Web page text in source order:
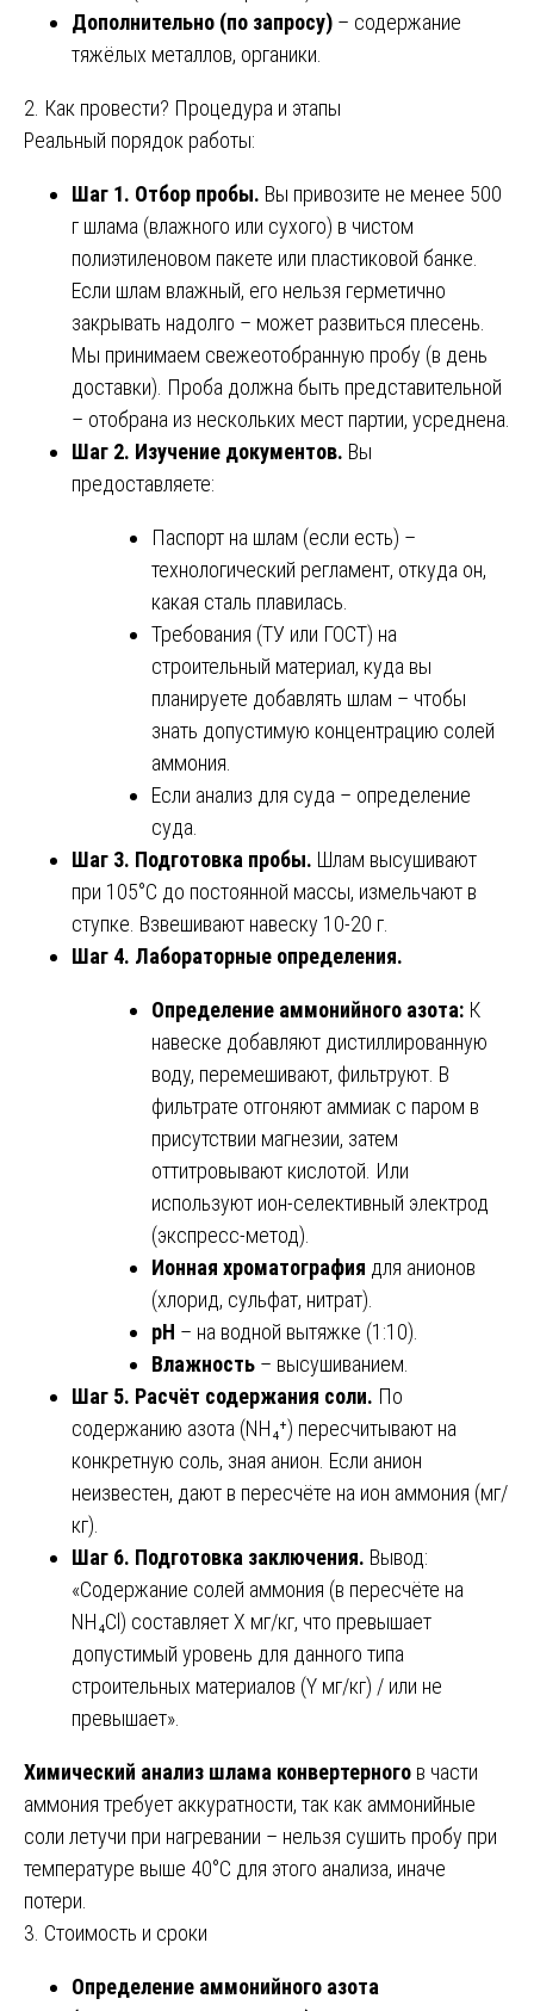
Дополнительно (по запросу) – содержание
тяжёлых металлов, органики.
2. Как провести? Процедура и этапы
Реальный порядок работы:
Шаг 1. Отбор пробы. Вы привозите не менее 500
г шлама (влажного или сухого) в чистом
полиэтиленовом пакете или пластиковой банке.
Если шлам влажный, его нельзя герметично
закрывать надолго – может развиться плесень.
Мы принимаем свежеотобранную пробу (в день
доставки). Проба должна быть представительной
– отобрана из нескольких мест партии, усреднена.
Шаг 2. Изучение документов. Вы
предоставляете:
Паспорт на шлам (если есть) –
технологический регламент, откуда он,
какая сталь плавилась.
Требования (ТУ или ГОСТ) на
строительный материал, куда вы
планируете добавлять шлам – чтобы
знать допустимую концентрацию солей
аммония.
Если анализ для суда – определение
суда.
Шаг 3. Подготовка пробы. Шлам высушивают
при 105°C до постоянной массы, измельчают в
ступке. Взвешивают навеску 10-20 г.
Шаг 4. Лабораторные определения.
Определение аммонийного азота: К
навеске добавляют дистиллированную
воду, перемешивают, фильтруют. В
фильтрате отгоняют аммиак с паром в
присутствии магнезии, затем
оттитровывают кислотой. Или
используют ион-селективный электрод
(экспресс-метод).
Ионная хроматография для анионов
(хлорид, сульфат, нитрат).
pH – на водной вытяжке (1:10).
Влажность – высушиванием.
Шаг 5. Расчёт содержания соли. По
содержанию азота (NH₄⁺) пересчитывают на
конкретную соль, зная анион. Если анион
неизвестен, дают в пересчёте на ион аммония (мг/
кг).
Шаг 6. Подготовка заключения. Вывод:
«Содержание солей аммония (в пересчёте на
NH₄Cl) составляет X мг/кг, что превышает
допустимый уровень для данного типа
строительных материалов (Y мг/кг) / или не
превышает».
Химический анализ шлама конвертерного в части
аммония требует аккуратности, так как аммонийные
соли летучи при нагревании – нельзя сушить пробу при
температуре выше 40°C для этого анализа, иначе
потери.
3. Стоимость и сроки
Определение аммонийного азота